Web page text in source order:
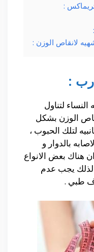
:
لانقاص الوزن :
:
لتناول
الوزن بشكل
لتلك الحبوب ،
بالدوار و
هناك بعض الانواع
، لذلك يجب عدم
طبي .